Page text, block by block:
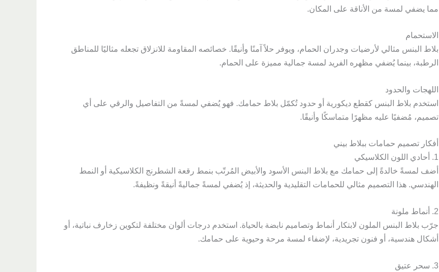
مما يضفي لمسة من الأناقة على المكان.
الاستحمام
بلاط البنس مثالي لأرضيات وجدران الحمام، ويوفر حلاً آمنًا وأنيقًا. خصائصه المقاومة للانزلاق تجعله مثاليًا للمناطق
الرطبة، بينما يُضفي مظهره الفريد لمسة جمالية مميزة على الحمام.
اللهجات والحدود
استخدم بلاط البنس كقطع ديكورية أو حدود تُكمّل بلاط حمامك. فهو يُضفي لمسةً من التفاصيل والرقي على أي
تصميم، مُضفيًا عليه مظهرًا متماسكًا وأنيقًا.
أفكار تصميم حمامات ببلاط بيني
1. أحادي اللون الكلاسيكي
أضف لمسةً خالدةً إلى حمامك مع بلاط البنس الأسود والأبيض المُرتّب بنمط رقعة الشطرنج الكلاسيكية أو النمط
الهندسي. هذا التصميم مثالي للحمامات التقليدية والحديثة، إذ يُضفي لمسةً جماليةً أنيقةً ونظيفةً.
2. أنماط ملونة
جرّب بلاط البنس الملون لابتكار أنماط وتصاميم نابضة بالحياة. استخدم درجات ألوان مختلفة لتكوين زخارف نباتية، أو
أشكال هندسية، أو فنون تجريدية، لإضفاء لمسة مرحة وحيوية على حمامك.
3. سحر عتيق